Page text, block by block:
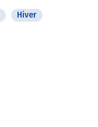
Hiver